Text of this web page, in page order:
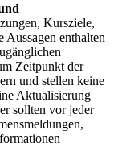
Kursziele,
Aussagen enthalten
Zeitpunkt der
und stellen keine
Aktualisierung
sollten vor jeder